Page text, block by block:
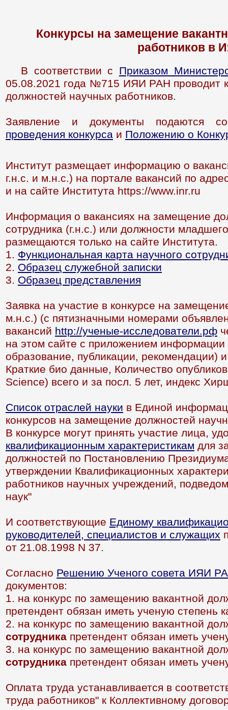
Конкурсы на замещение
работников в
В соответствии с Приказом
05.08.2021 года №715 ИЯИ РАН проводит
должностей научных работников.
Заявление и документы подаются
проведения конкурса и Положению о
Институт размещает информацию о
г.н.с. и м.н.с.) на портале вакансий по
и на сайте Института https://www.inr.ru
Информация о вакансиях на замещение
сотрудника (г.н.с.) или должности
размещаются только на сайте Института.
1. Функциональная карта научного
2. Образец служебной записки
3. Образец представления
Заявка на участие в конкурсе на
м.н.с.) (с пятизначными номерами
вакансий http://ученые-исследователи.рф
на этом сайте c приложением
образование, публикации,
Краткие био данные, Количество
Science) всего и за посл. 5 лет, индекс
Список отраслей науки в Единой
конкурсов на замещение должностей
В конкурсе могут принять участие лица,
квалификационным характеристикам для
должностей по Постановлению
утверждении Квалификационных
работников научных учреждений,
наук"
И соответствующие Единому
руководителей, специалистов и служащих
от 21.08.1998 N 37.
Согласно Решению Ученого совета ИЯИ
документов:
1. на конкурс по замещению вакантной
претендент обязан иметь ученую степень
2. на конкурс по замещению вакантной
сотрудника претендент обязан иметь
3. на конкурс по замещению вакантной
сотрудника претендент обязан иметь
Оплата труда устанавливается в
труда работников" к Коллективному